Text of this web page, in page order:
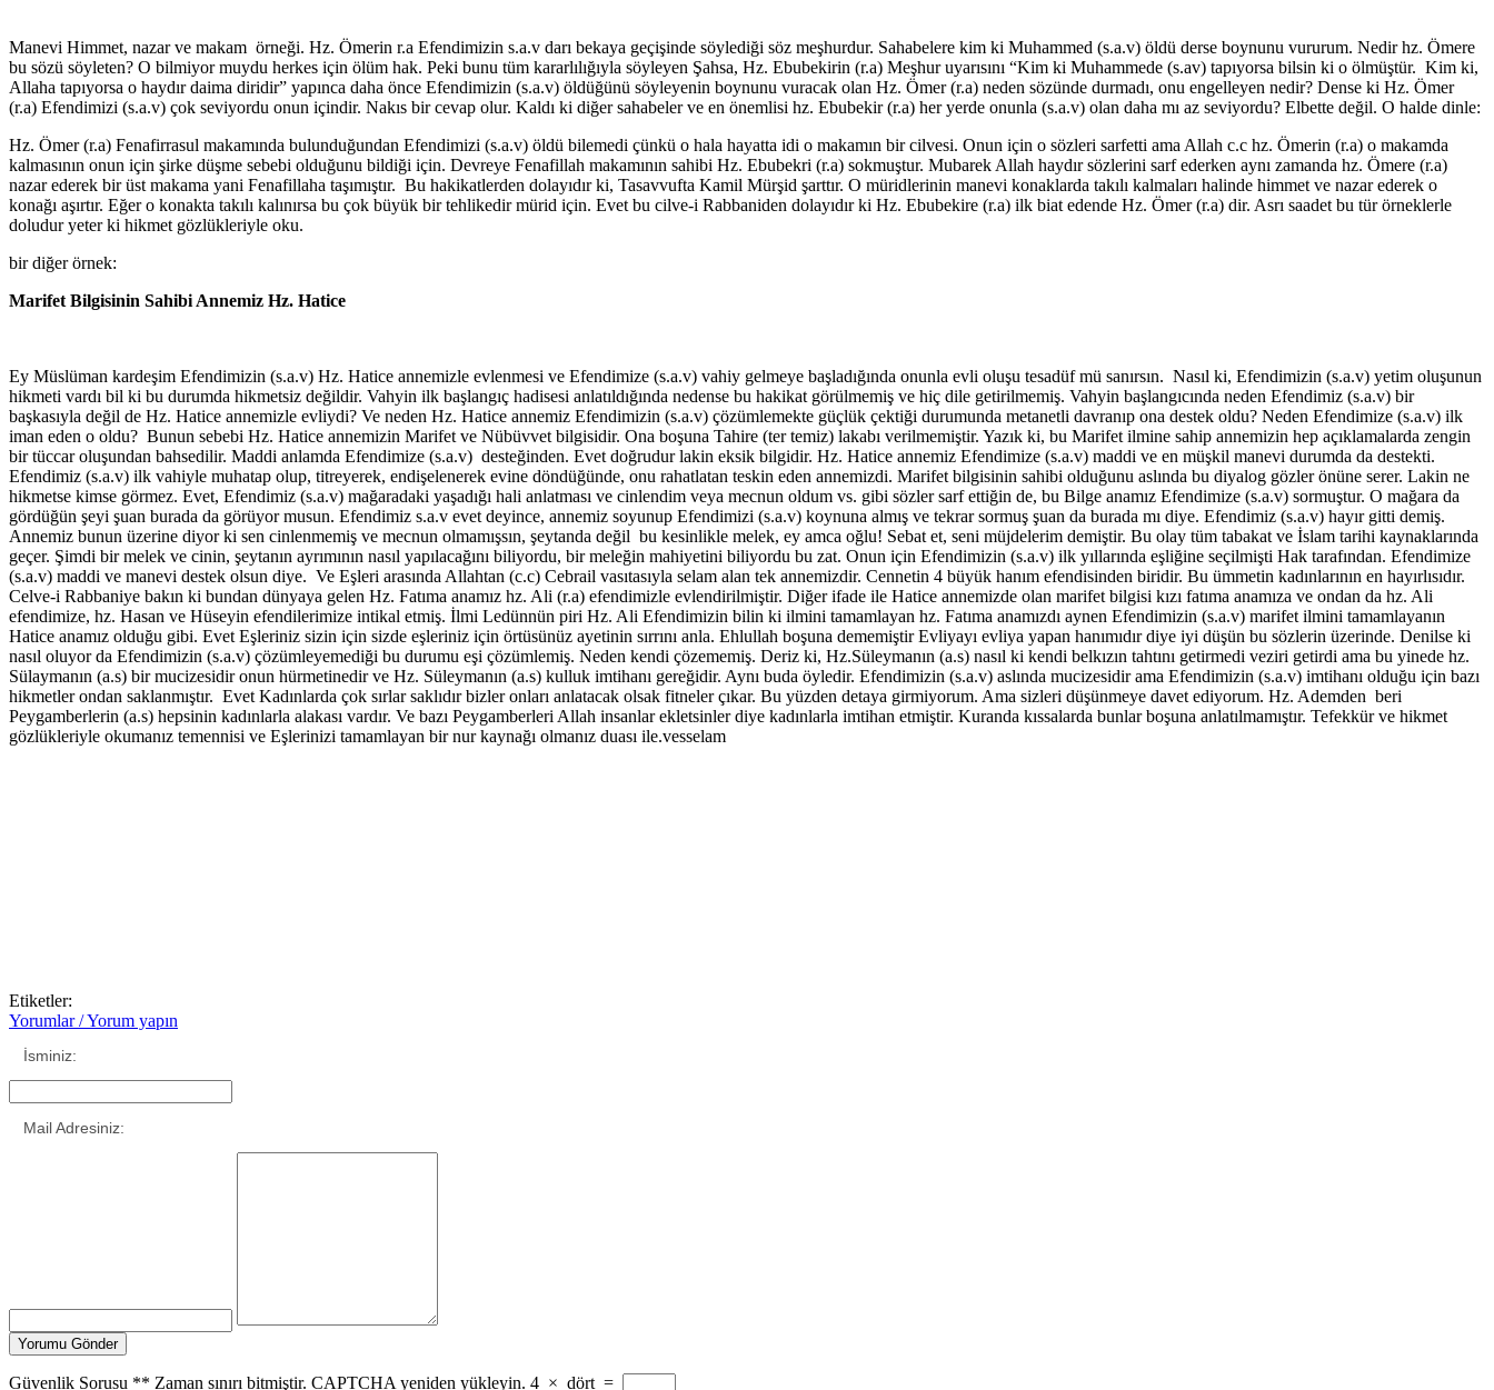
Manevi Himmet, nazar ve makam örneği. Hz. Ömerin r.a Efendimizin s.a.v darı bekaya geçişinde söylediği söz meşhurdur. Sahabelere kim ki Muhammed (s.a.v) öldü derse boynunu vururum. Nedir hz. Ömere
bu sözü söyleten? O bilmiyor muydu herkes için ölüm hak. Peki bunu tüm kararlılığıyla söyleyen Şahsa, Hz. Ebubekirin (r.a) Meşhur uyarısını “Kim ki Muhammede (s.av) tapıyorsa bilsin ki o ölmüştür. Kim ki,
Allaha tapıyorsa o haydır daima diridir” yapınca daha önce Efendimizin (s.a.v) öldüğünü söyleyenin boynunu vuracak olan Hz. Ömer (r.a) neden sözünde durmadı, onu engelleyen nedir? Dense ki Hz. Ömer
(r.a) Efendimizi (s.a.v) çok seviyordu onun içindir. Nakıs bir cevap olur. Kaldı ki diğer sahabeler ve en önemlisi hz. Ebubekir (r.a) her yerde onunla (s.a.v) olan daha mı az seviyordu? Elbette değil. O halde dinle:
Hz. Ömer (r.a) Fenafirrasul makamında bulunduğundan Efendimizi (s.a.v) öldü bilemedi çünkü o hala hayatta idi o makamın bir cilvesi. Onun için o sözleri sarfetti ama Allah c.c hz. Ömerin (r.a) o makamda
kalmasının onun için şirke düşme sebebi olduğunu bildiği için. Devreye Fenafillah makamının sahibi Hz. Ebubekri (r.a) sokmuştur. Mubarek Allah haydır sözlerini sarf ederken aynı zamanda hz. Ömere (r.a)
nazar ederek bir üst makama yani Fenafillaha taşımıştır. Bu hakikatlerden dolayıdır ki, Tasavvufta Kamil Mürşid şarttır. O müridlerinin manevi konaklarda takılı kalmaları halinde himmet ve nazar ederek o
konağı aşırtır. Eğer o konakta takılı kalınırsa bu çok büyük bir tehlikedir mürid için. Evet bu cilve-i Rabbaniden dolayıdır ki Hz. Ebubekire (r.a) ilk biat edende Hz. Ömer (r.a) dir. Asrı saadet bu tür örneklerle
doludur yeter ki hikmet gözlükleriyle oku.
bir diğer örnek:
Marifet Bilgisinin Sahibi Annemiz Hz. Hatice
Ey Müslüman kardeşim Efendimizin (s.a.v) Hz. Hatice annemizle evlenmesi ve Efendimize (s.a.v) vahiy gelmeye başladığında onunla evli oluşu tesadüf mü sanırsın. Nasıl ki, Efendimizin (s.a.v) yetim oluşunun
hikmeti vardı bil ki bu durumda hikmetsiz değildir. Vahyin ilk başlangıç hadisesi anlatıldığında nedense bu hakikat görülmemiş ve hiç dile getirilmemiş. Vahyin başlangıcında neden Efendimiz (s.a.v) bir
başkasıyla değil de Hz. Hatice annemizle evliydi? Ve neden Hz. Hatice annemiz Efendimizin (s.a.v) çözümlemekte güçlük çektiği durumunda metanetli davranıp ona destek oldu? Neden Efendimize (s.a.v) ilk
iman eden o oldu? Bunun sebebi Hz. Hatice annemizin Marifet ve Nübüvvet bilgisidir. Ona boşuna Tahire (ter temiz) lakabı verilmemiştir. Yazık ki, bu Marifet ilmine sahip annemizin hep açıklamalarda zengin
bir tüccar oluşundan bahsedilir. Maddi anlamda Efendimize (s.a.v) desteğinden. Evet doğrudur lakin eksik bilgidir. Hz. Hatice annemiz Efendimize (s.a.v) maddi ve en müşkil manevi durumda da destekti.
Efendimiz (s.a.v) ilk vahiyle muhatap olup, titreyerek, endişelenerek evine döndüğünde, onu rahatlatan teskin eden annemizdi. Marifet bilgisinin sahibi olduğunu aslında bu diyalog gözler önüne serer. Lakin ne
hikmetse kimse görmez. Evet, Efendimiz (s.a.v) mağaradaki yaşadığı hali anlatması ve cinlendim veya mecnun oldum vs. gibi sözler sarf ettiğin de, bu Bilge anamız Efendimize (s.a.v) sormuştur. O mağara da
gördüğün şeyi şuan burada da görüyor musun. Efendimiz s.a.v evet deyince, annemiz soyunup Efendimizi (s.a.v) koynuna almış ve tekrar sormuş şuan da burada mı diye. Efendimiz (s.a.v) hayır gitti demiş.
Annemiz bunun üzerine diyor ki sen cinlenmemiş ve mecnun olmamışsın, şeytanda değil bu kesinlikle melek, ey amca oğlu! Sebat et, seni müjdelerim demiştir. Bu olay tüm tabakat ve İslam tarihi kaynaklarında
geçer. Şimdi bir melek ve cinin, şeytanın ayrımının nasıl yapılacağını biliyordu, bir meleğin mahiyetini biliyordu bu zat. Onun için Efendimizin (s.a.v) ilk yıllarında eşliğine seçilmişti Hak tarafından. Efendimize
(s.a.v) maddi ve manevi destek olsun diye. Ve Eşleri arasında Allahtan (c.c) Cebrail vasıtasıyla selam alan tek annemizdir. Cennetin 4 büyük hanım efendisinden biridir. Bu ümmetin kadınlarının en hayırlısıdır.
Celve-i Rabbaniye bakın ki bundan dünyaya gelen Hz. Fatıma anamız hz. Ali (r.a) efendimizle evlendirilmiştir. Diğer ifade ile Hatice annemizde olan marifet bilgisi kızı fatıma anamıza ve ondan da hz. Ali
efendimize, hz. Hasan ve Hüseyin efendilerimize intikal etmiş. İlmi Ledünnün piri Hz. Ali Efendimizin bilin ki ilmini tamamlayan hz. Fatıma anamızdı aynen Efendimizin (s.a.v) marifet ilmini tamamlayanın
Hatice anamız olduğu gibi. Evet Eşleriniz sizin için sizde eşleriniz için örtüsünüz ayetinin sırrını anla. Ehlullah boşuna dememiştir Evliyayı evliya yapan hanımıdır diye iyi düşün bu sözlerin üzerinde. Denilse ki
nasıl oluyor da Efendimizin (s.a.v) çözümleyemediği bu durumu eşi çözümlemiş. Neden kendi çözememiş. Deriz ki, Hz.Süleymanın (a.s) nasıl ki kendi belkızın tahtını getirmedi veziri getirdi ama bu yinede hz.
Sülaymanın (a.s) bir mucizesidir onun hürmetinedir ve Hz. Süleymanın (a.s) kulluk imtihanı gereğidir. Aynı buda öyledir. Efendimizin (s.a.v) aslında mucizesidir ama Efendimizin (s.a.v) imtihanı olduğu için bazı
hikmetler ondan saklanmıştır. Evet Kadınlarda çok sırlar saklıdır bizler onları anlatacak olsak fitneler çıkar. Bu yüzden detaya girmiyorum. Ama sizleri düşünmeye davet ediyorum. Hz. Ademden beri
Peygamberlerin (a.s) hepsinin kadınlarla alakası vardır. Ve bazı Peygamberleri Allah insanlar ekletsinler diye kadınlarla imtihan etmiştir. Kuranda kıssalarda bunlar boşuna anlatılmamıştır. Tefekkür ve hikmet
gözlükleriyle okumanız temennisi ve Eşlerinizi tamamlayan bir nur kaynağı olmanız duası ile.vesselam
Etiketler:
Yorumlar / Yorum yapın
İsminiz:
Mail Adresiniz:
Güvenlik Sorusu ** Zaman sınırı bitmiştir. CAPTCHA yeniden yükleyin. 4 × dört =